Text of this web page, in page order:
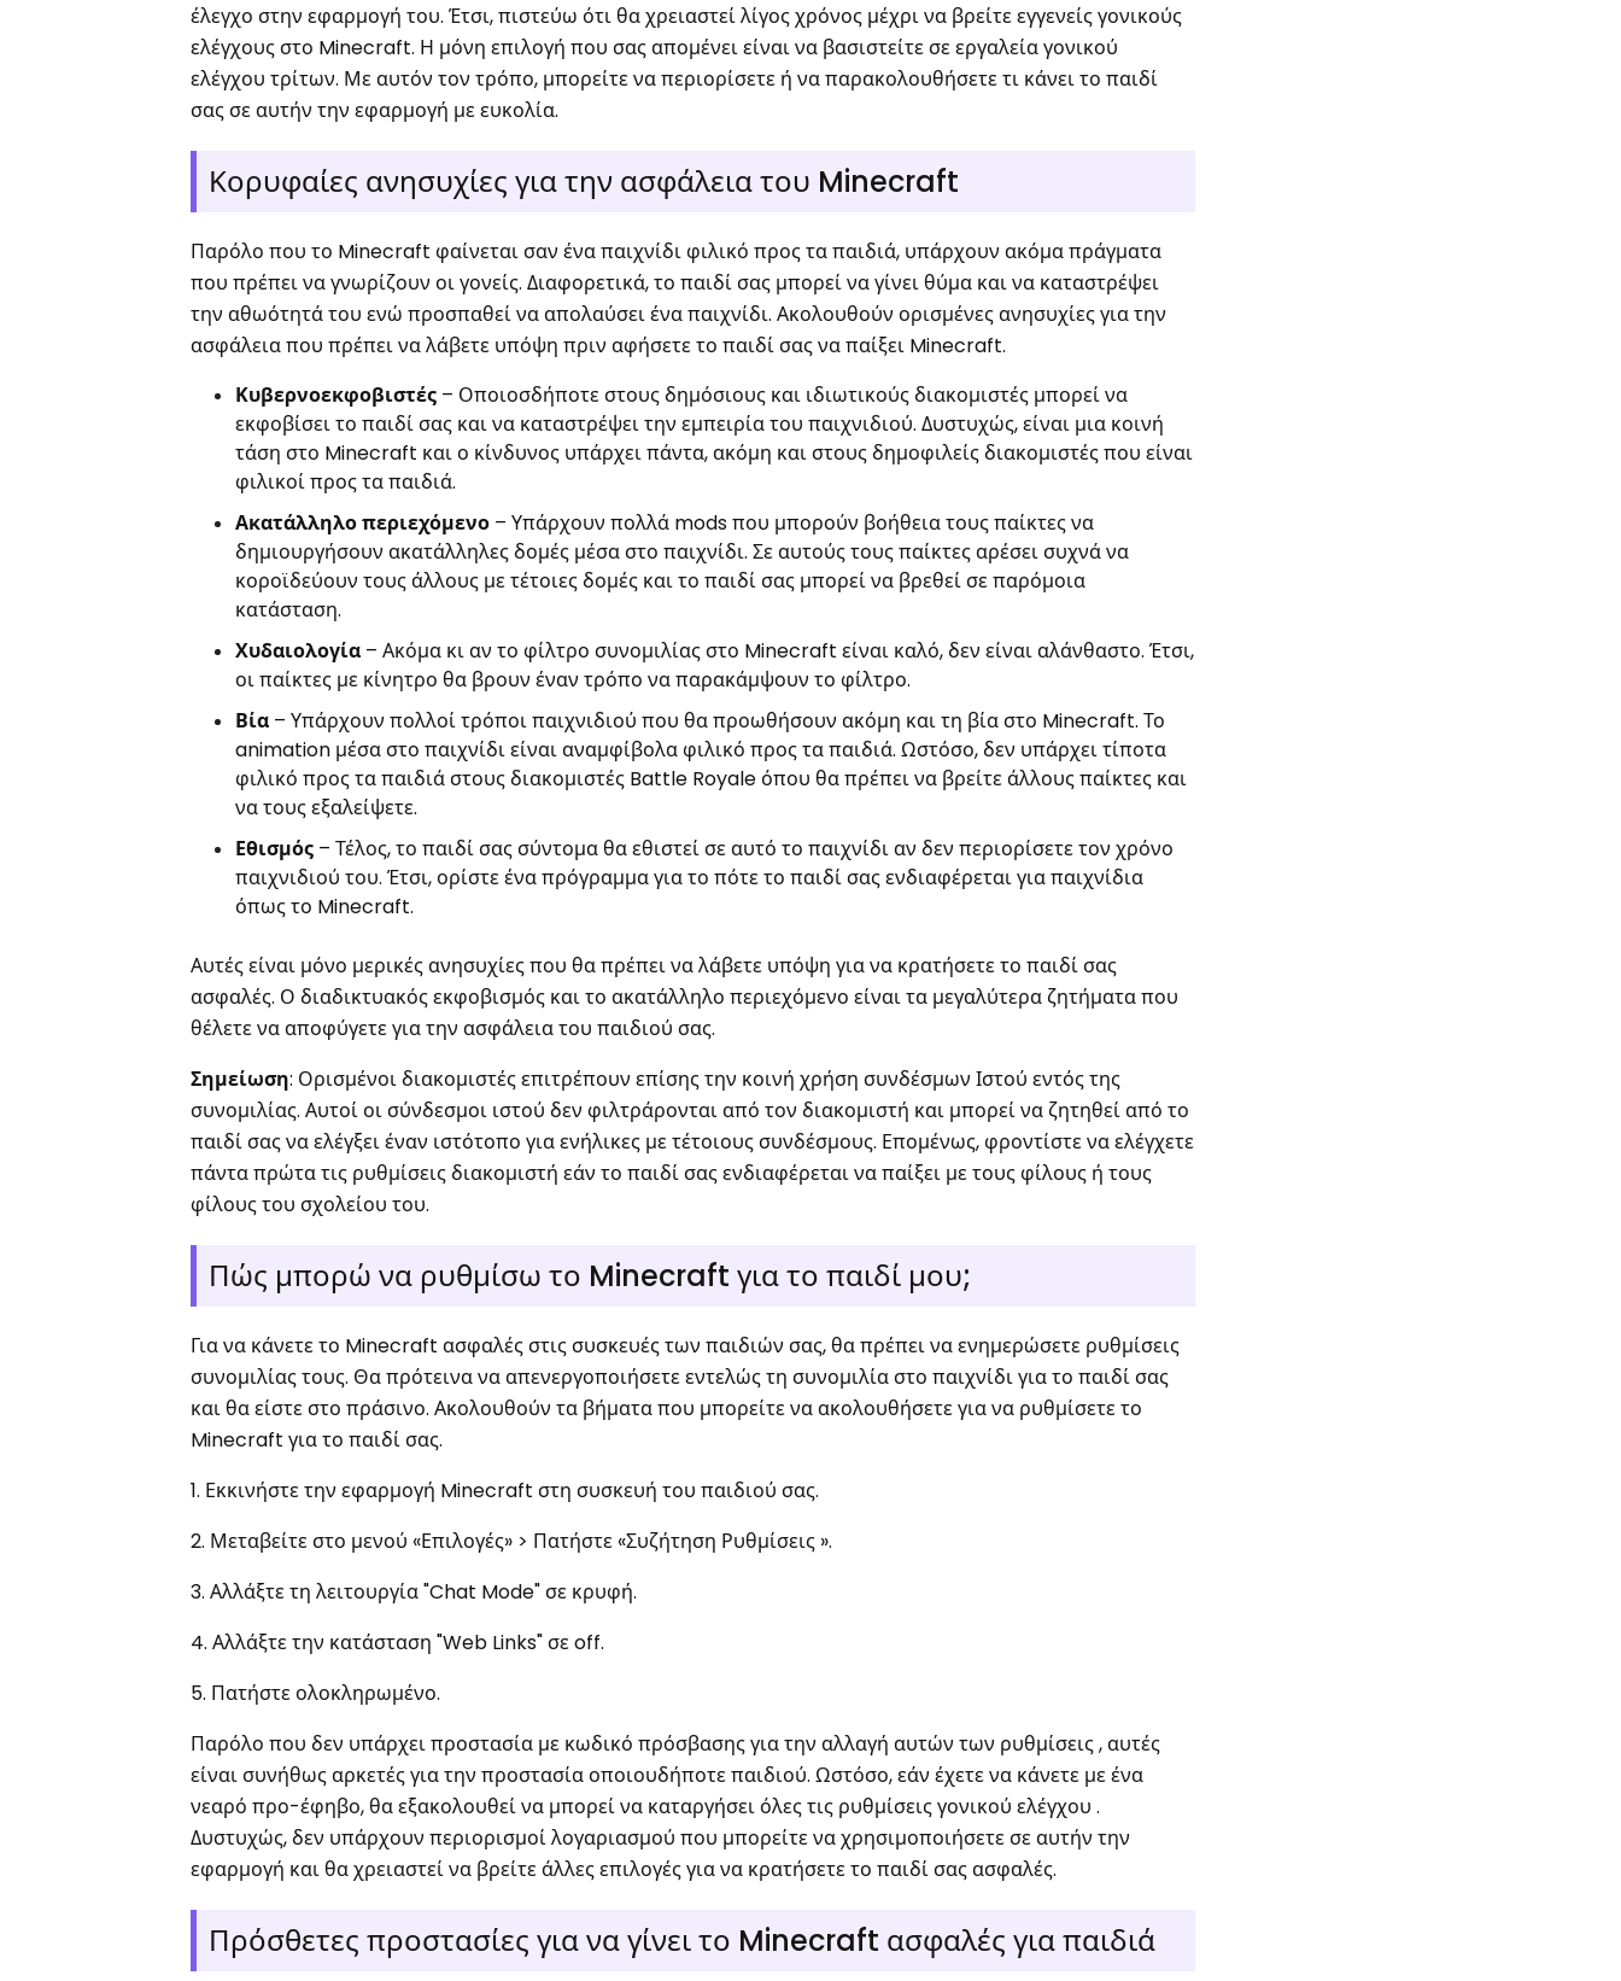
έλεγχο στην εφαρμογή του. Έτσι, πιστεύω ότι θα χρειαστεί λίγος χρόνος μέχρι να βρείτε εγγενείς γονικούς
ελέγχους στο Minecraft. Η μόνη επιλογή που σας απομένει είναι να βασιστείτε σε εργαλεία γονικού
ελέγχου τρίτων. Με αυτόν τον τρόπο, μπορείτε να περιορίσετε ή να παρακολουθήσετε τι κάνει το παιδί
σας σε αυτήν την εφαρμογή με ευκολία.
Κορυφαίες ανησυχίες για την ασφάλεια του Minecraft
Παρόλο που το Minecraft φαίνεται σαν ένα παιχνίδι φιλικό προς τα παιδιά, υπάρχουν ακόμα πράγματα
που πρέπει να γνωρίζουν οι γονείς. Διαφορετικά, το παιδί σας μπορεί να γίνει θύμα και να καταστρέψει
την αθωότητά του ενώ προσπαθεί να απολαύσει ένα παιχνίδι. Ακολουθούν ορισμένες ανησυχίες για την
ασφάλεια που πρέπει να λάβετε υπόψη πριν αφήσετε το παιδί σας να παίξει Minecraft.
Κυβερνοεκφοβιστές – Οποιοσδήποτε στους δημόσιους και ιδιωτικούς διακομιστές μπορεί να
εκφοβίσει το παιδί σας και να καταστρέψει την εμπειρία του παιχνιδιού. Δυστυχώς, είναι μια κοινή
τάση στο Minecraft και ο κίνδυνος υπάρχει πάντα, ακόμη και στους δημοφιλείς διακομιστές που είναι
φιλικοί προς τα παιδιά.
Ακατάλληλο περιεχόμενο – Υπάρχουν πολλά mods που μπορούν βοήθεια τους παίκτες να
δημιουργήσουν ακατάλληλες δομές μέσα στο παιχνίδι. Σε αυτούς τους παίκτες αρέσει συχνά να
κοροϊδεύουν τους άλλους με τέτοιες δομές και το παιδί σας μπορεί να βρεθεί σε παρόμοια
κατάσταση.
Χυδαιολογία – Ακόμα κι αν το φίλτρο συνομιλίας στο Minecraft είναι καλό, δεν είναι αλάνθαστο. Έτσι,
οι παίκτες με κίνητρο θα βρουν έναν τρόπο να παρακάμψουν το φίλτρο.
Βία – Υπάρχουν πολλοί τρόποι παιχνιδιού που θα προωθήσουν ακόμη και τη βία στο Minecraft. Το
animation μέσα στο παιχνίδι είναι αναμφίβολα φιλικό προς τα παιδιά. Ωστόσο, δεν υπάρχει τίποτα
φιλικό προς τα παιδιά στους διακομιστές Battle Royale όπου θα πρέπει να βρείτε άλλους παίκτες και
να τους εξαλείψετε.
Εθισμός – Τέλος, το παιδί σας σύντομα θα εθιστεί σε αυτό το παιχνίδι αν δεν περιορίσετε τον χρόνο
παιχνιδιού του. Έτσι, ορίστε ένα πρόγραμμα για το πότε το παιδί σας ενδιαφέρεται για παιχνίδια
όπως το Minecraft.
Αυτές είναι μόνο μερικές ανησυχίες που θα πρέπει να λάβετε υπόψη για να κρατήσετε το παιδί σας
ασφαλές. Ο διαδικτυακός εκφοβισμός και το ακατάλληλο περιεχόμενο είναι τα μεγαλύτερα ζητήματα που
θέλετε να αποφύγετε για την ασφάλεια του παιδιού σας.
Σημείωση: Ορισμένοι διακομιστές επιτρέπουν επίσης την κοινή χρήση συνδέσμων Ιστού εντός της
συνομιλίας. Αυτοί οι σύνδεσμοι ιστού δεν φιλτράρονται από τον διακομιστή και μπορεί να ζητηθεί από το
παιδί σας να ελέγξει έναν ιστότοπο για ενήλικες με τέτοιους συνδέσμους. Επομένως, φροντίστε να ελέγχετε
πάντα πρώτα τις ρυθμίσεις διακομιστή εάν το παιδί σας ενδιαφέρεται να παίξει με τους φίλους ή τους
φίλους του σχολείου του.
Πώς μπορώ να ρυθμίσω το Minecraft για το παιδί μου;
Για να κάνετε το Minecraft ασφαλές στις συσκευές των παιδιών σας, θα πρέπει να ενημερώσετε ρυθμίσεις
συνομιλίας τους. Θα πρότεινα να απενεργοποιήσετε εντελώς τη συνομιλία στο παιχνίδι για το παιδί σας
και θα είστε στο πράσινο. Ακολουθούν τα βήματα που μπορείτε να ακολουθήσετε για να ρυθμίσετε το
Minecraft για το παιδί σας.
1. Εκκινήστε την εφαρμογή Minecraft στη συσκευή του παιδιού σας.
2. Μεταβείτε στο μενού «Επιλογές» > Πατήστε «Συζήτηση Ρυθμίσεις ».
3. Αλλάξτε τη λειτουργία "Chat Mode" σε κρυφή.
4. Αλλάξτε την κατάσταση "Web Links" σε off.
5. Πατήστε ολοκληρωμένο.
Παρόλο που δεν υπάρχει προστασία με κωδικό πρόσβασης για την αλλαγή αυτών των ρυθμίσεις , αυτές
είναι συνήθως αρκετές για την προστασία οποιουδήποτε παιδιού. Ωστόσο, εάν έχετε να κάνετε με ένα
νεαρό προ-έφηβο, θα εξακολουθεί να μπορεί να καταργήσει όλες τις ρυθμίσεις γονικού ελέγχου .
Δυστυχώς, δεν υπάρχουν περιορισμοί λογαριασμού που μπορείτε να χρησιμοποιήσετε σε αυτήν την
εφαρμογή και θα χρειαστεί να βρείτε άλλες επιλογές για να κρατήσετε το παιδί σας ασφαλές.
Πρόσθετες προστασίες για να γίνει το Minecraft ασφαλές για παιδιά